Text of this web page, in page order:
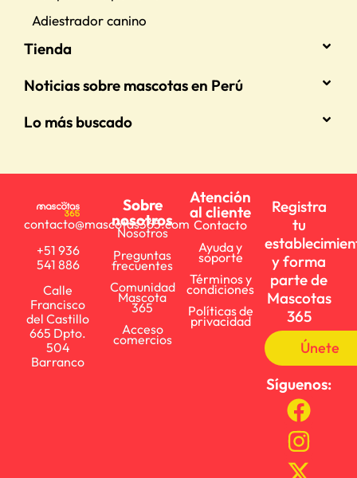
Adiestrador canino
Tienda
Noticias sobre mascotas en Perú
Lo más buscado
contacto@mascotas365.com
+51 936
541 886
Calle
Francisco
del Castillo
665 Dpto.
504
Barranco
Sobre
nosotros
Nosotros
Preguntas
frecuentes
Comunidad
Mascota
365
Acceso
comercios
Atención
al cliente
Contacto
Ayuda y
soporte
Términos y
condiciones
Políticas de
privacidad
Registra
tu
y forma
parte de
Mascotas
365
Únete
Síguenos: